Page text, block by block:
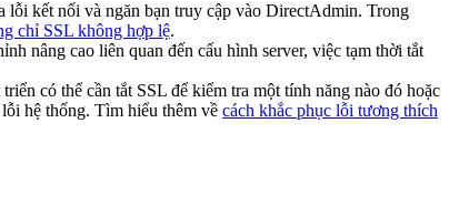
kết nối và ngăn bạn truy cập vào DirectAdmin. Trong
chỉ SSL không hợp lệ.
nâng cao liên quan đến cấu hình server, việc tạm thời tắt
có thể cần tắt SSL để kiểm tra một tính năng nào đó hoặc
hệ thống. Tìm hiểu thêm về cách khắc phục lỗi tương thích